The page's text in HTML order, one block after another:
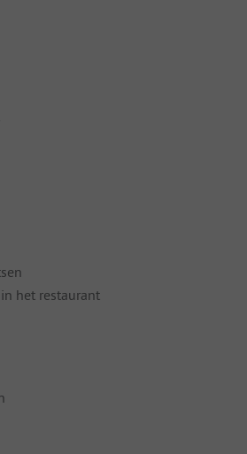
het restaurant